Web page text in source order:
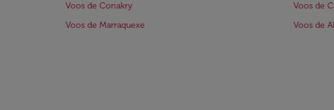
Voos de Conakry
Voos de
Voos de Marraquexe
Voos de